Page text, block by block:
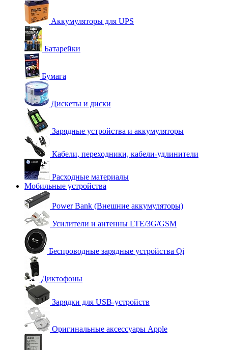
Аккумуляторы для UPS
Батарейки
Бумага
Дискеты и диски
Зарядные устройства и аккумуляторы
Кабели, переходники, кабели-удлинители
Расходные материалы
Мобильные устройства
Power Bank (Внешние аккумуляторы)
Усилители и антенны LTE/3G/GSM
Беспроводные зарядные устройства Qi
Диктофоны
Зарядки для USB-устройств
Оригинальные аксессуары Apple